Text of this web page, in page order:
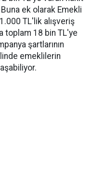
ek olarak Emekli
TL'lik alışveriş
toplam 18 bin TL'ye
şartlarının
emeklilerin